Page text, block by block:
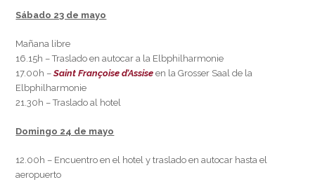
Sábado 23 de mayo
Mañana libre
16.15h – Traslado en autocar a la Elbphilharmonie
17.00h –Saint Françoise d’Assise en la Grosser Saal de la
Elbphilharmonie
21.30h – Traslado al hotel
Domingo 24 de mayo
12.00h – Encuentro en el hotel y traslado en autocar hasta el
aeropuerto